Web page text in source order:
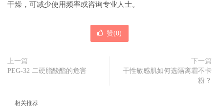
干燥，可减少使用频率或咨询专业人士。
赞(0)
上一篇
PEG-32 二硬脂酸酯的危害
下一篇
干性敏感肌如何选隔离霜不卡
粉？
相关推荐